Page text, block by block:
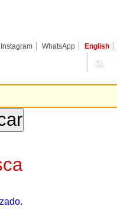
Instagram WhatsApp English